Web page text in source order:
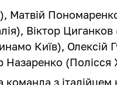
Матвій
Віктор
Київ), Олексій
Назаренко
з італійцем